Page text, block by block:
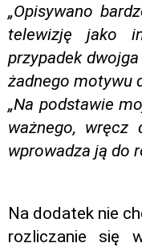
„Opisywano
telewizję jako
przypadek
żadnego motywu
„Na podstawie
ważnego, wręcz
wprowadza ją do
Na dodatek nie
rozliczanie się